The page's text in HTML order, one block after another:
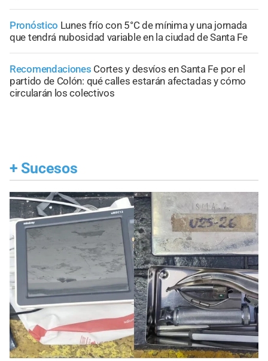
Pronóstico Lunes frío con 5°C de mínima y una jornada
que tendrá nubosidad variable en la ciudad de Santa Fe
Recomendaciones Cortes y desvíos en Santa Fe por el
partido de Colón: qué calles estarán afectadas y cómo
circularán los colectivos
+ Sucesos